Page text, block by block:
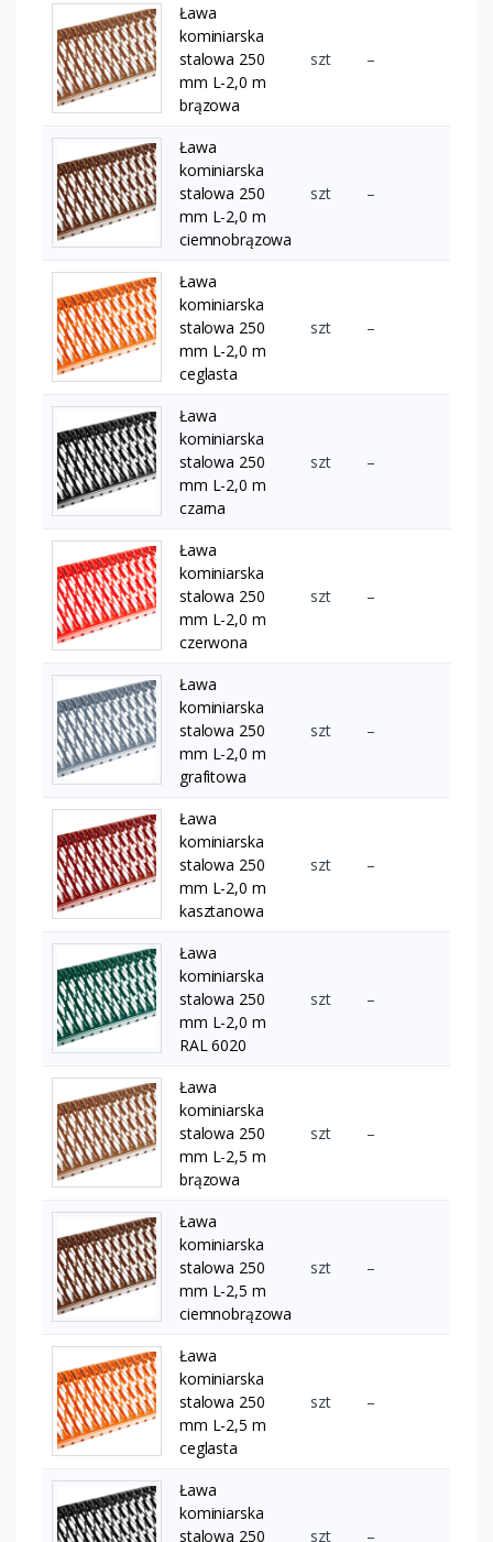
Ława
kominiarska
stalowa 250
mm L-2,0 m
brązowa
szt –
Ława
kominiarska
stalowa 250
mm L-2,0 m
ciemnobrązowa
szt –
Ława
kominiarska
stalowa 250
mm L-2,0 m
ceglasta
szt –
Ława
kominiarska
stalowa 250
mm L-2,0 m
czarna
szt –
Ława
kominiarska
stalowa 250
mm L-2,0 m
czerwona
szt –
Ława
kominiarska
stalowa 250
mm L-2,0 m
grafitowa
szt –
Ława
kominiarska
stalowa 250
mm L-2,0 m
kasztanowa
szt –
Ława
kominiarska
stalowa 250
mm L-2,0 m
RAL 6020
szt –
Ława
kominiarska
stalowa 250
mm L-2,5 m
brązowa
szt –
Ława
kominiarska
stalowa 250
mm L-2,5 m
ciemnobrązowa
szt –
Ława
kominiarska
stalowa 250
mm L-2,5 m
ceglasta
szt –
Ława
kominiarska
stalowa 250
szt –